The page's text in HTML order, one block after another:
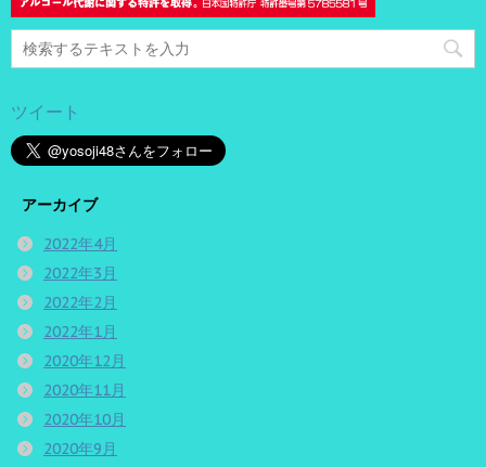
ツイート
アーカイブ
2022年4月
2022年3月
2022年2月
2022年1月
2020年12月
2020年11月
2020年10月
2020年9月